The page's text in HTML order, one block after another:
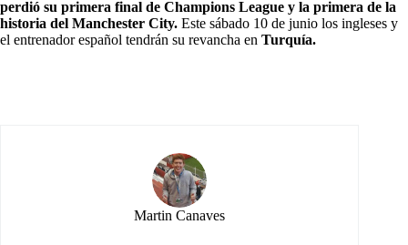
perdió su primera final de Champions League y la primera de la
historia del Manchester City. Este sábado 10 de junio los ingleses y
el entrenador español tendrán su revancha en Turquía.
Martin Canaves